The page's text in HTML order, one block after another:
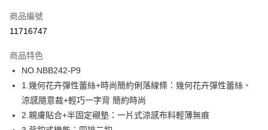
街口支付
運送方式
全家取貨付款
每筆NT$80，滿NT$1,000(含以上)免運費
付款後全家取貨
商品編號
11716747
商品特色
NO.NBB242-P9
1.幾何花卉彈性蕾絲+時尚簡約俐落線條：幾何花卉彈性蕾絲、
涼感隨意裁+輕巧一字背 簡約時尚
2.親膚貼合+半固定襯墊：一片式涼感布料輕薄無痕